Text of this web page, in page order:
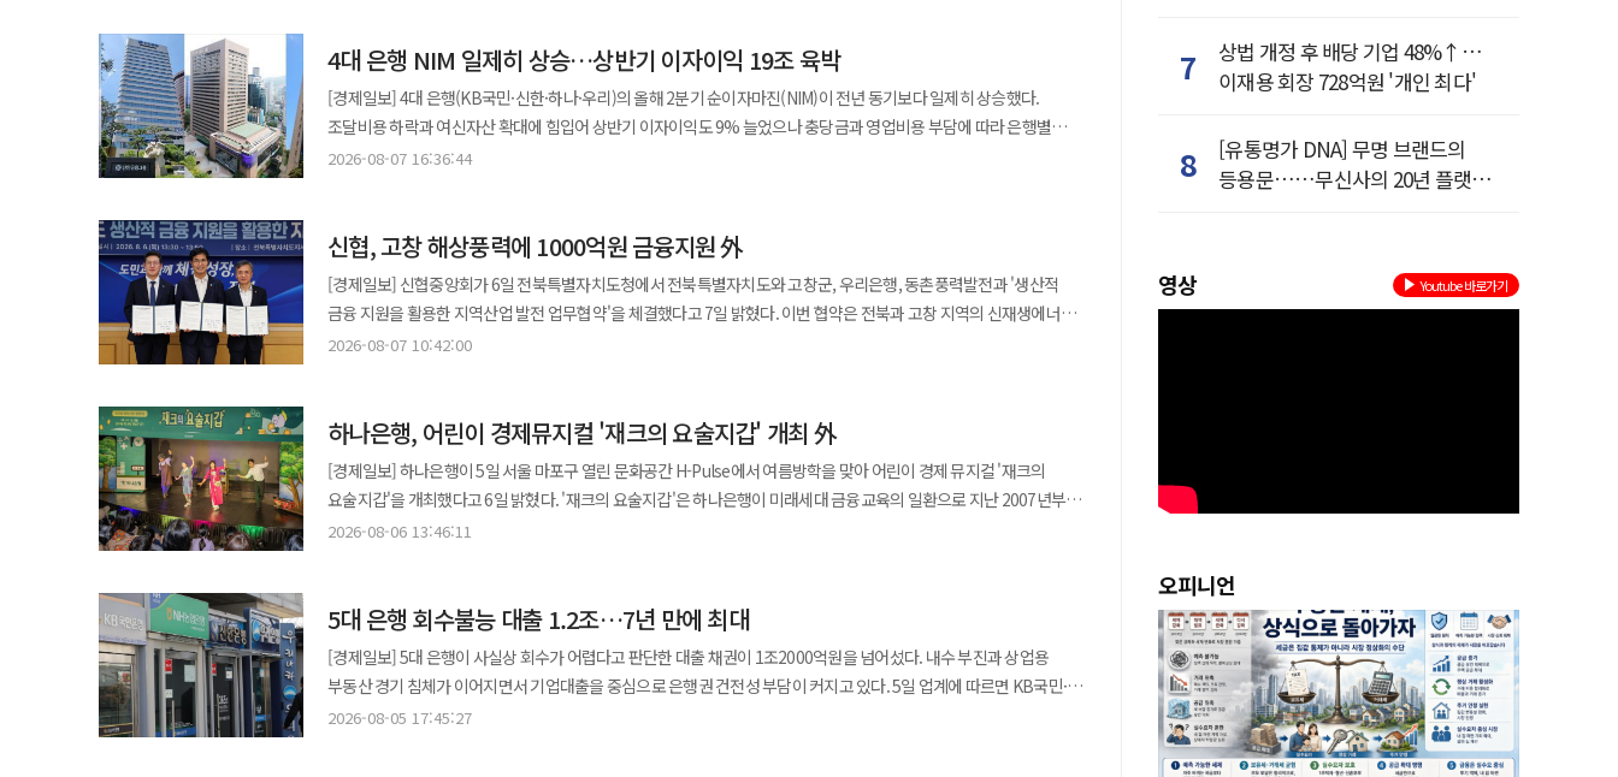
4대 은행 NIM 일제히 상승…상반기 이자이익 19조 육박
[경제일보] 4대 은행(KB국민·신한·하나·우리)의 올해 2분기 순이자마진(NIM)이 전년 동기보다 일제히 상승했다.
조달비용 하락과 여신자산 확대에 힘입어 상반기 이자이익도 9% 늘었으나 충당금과 영업비용 부담에 따라 은행별
순이익은 엇갈렸다. 7일 업계에 따르면 4대 은행의 올해 2분기 NIM 단순 평균은 1.62%로 전년 동기(1.55%)보다
컸다. 하나은행의 2분기 NIM은 1.61%로 전년 동기(1.48%)보다 0.13%p 상승했다. 하나은행의 이자수익률은 같은
기간 3.91%에서 3.80%로 0.11%p 낮아졌지만 이자비용률은 2.50%에서 2.24%로 0.26%p 하락했다. 조달비용이
자산수익률보다 큰 폭으로 낮아지면서 이자수익률과 이자비용률의 차이인 순이자스프레드(NIS)는 1.41%에서 1.56%
로 확대됐다. 하나금융은 저금리성 예금 확대 등 조달 포트폴리오 개선을 통해 이자비용률을 관리했다고 설명했다.
하나은행의 핵심저금리성예금은 지난해 2분기 90조5000억원에서 올해 2분기 97조2000억원으로 늘었다. 저금리성
0.06%p 상승했다. 자산수익률은 3.99%에서 3.84%로 0.15%p 낮아졌지만 부채비용률은 2.56%에서 2.30%로
0.26%p 하락했다. 이에 NIS는 1.43%에서 1.54%로 높아졌다. 신한은행은 조달비용 하락이 운용자산 수익률 하락을
상쇄하면서 NIM이 개선됐다. 상반기 이자부문이익도 4조8888억원으로 전년 동기 대비 9.5% 증가했다. 국민은행의
2분기 NIM은 1.74%로 전년 동기(1.73%)보다 0.01%p 올랐다. 4대 은행 가운데 절대 수준은 가장 높았지만 상승 폭은
가장 작았다. 국민은행은 상반기 조달비용 절감과 안정적인 여신 성장이 순이자이익 증가에 영향을 미쳤다고 설명했다.
금리 차이는 1.77%에서 1.85%로 확대됐다. NIM 개선에 힘입어 4대 은행의 상반기 이자이익도 모두 증가했다. 4대
은행의 상반기 이자이익 단순 합계는 18조9822억원으로 전년 동기(17조4208억원)보다 1조5614억원(9.0%) 늘었다.
하나은행의 이자이익은 4조4645억원으로 전년 동기 대비 14.5% 증가해 가장 높은 증가율을 기록했다. 신한은행은
2026-08-07 16:36:44
신협, 고창 해상풍력에 1000억원 금융지원 外
[경제일보] 신협중앙회가 6일 전북특별자치도청에서 전북특별자치도와 고창군, 우리은행, 동촌풍력발전과 '생산적
금융 지원을 활용한 지역산업 발전 업무협약'을 체결했다고 7일 밝혔다. 이번 협약은 전북과 고창 지역의 신재생에너지
인프라 구축을 지원하고 지역에서 추진되는 산업·투자사업에 필요한 금융을 공급하기 위해 마련됐다. 협약에 따라
해상풍력발전사업을 수행한다. 신협은 이번 사업에 지역 조합과 함께 1000억원 규모의 연계대출로 참여한다. 지역
조합의 자금을 대규모 재생에너지 인프라에 공급해 에너지 전환을 지원하고 금융 성과가 지역경제로 이어지는 구조를
구축한다는 계획이다. 고창 해상풍력발전사업은 전북 고창군 상하면 자룡리 인근 해상에 76.2메가와트(MW) 규모의
발전소를 조성하는 사업이다. 6.35MW급 풍력발전기 12기가 설치되며 총사업비는 약 4000억원이다. 사업은 주요
인허가와 주민 피해보상 협의를 마쳤다. 한국중부발전과 20년 장기 고정가격 계약도 체결했다. 발전소에서 생산된
가능한 성장을 뒷받침하는 금융을 확대해 나가겠다"고 말했다. ◆ GLN인터내셔널, 방한 외국인 QR결제 가맹점
150만곳으로 확대 하나은행의 자회사 GLN인터내셔널이 방한 외국인 관광객을 위한 QR결제 서비스 확대에 나선다고
7일 밝혔다. GLN은 서울페이 운영사업자인 쿠콘과 제휴해 서울지역 소상공인 가맹점 50만곳을 추가로 확보했다. 이에
따라 국내 QR결제 가맹점 네트워크는 약 150만곳으로 늘었다. 이번 제휴로 서울과 부산, 제주 등 주요 관광지뿐 아니라
2026-08-07 10:42:00
하나은행, 어린이 경제뮤지컬 '재크의 요술지갑' 개최 外
[경제일보] 하나은행이 5일 서울 마포구 열린 문화공간 H-Pulse에서 여름방학을 맞아 어린이 경제 뮤지컬 '재크의
요술지갑'을 개최했다고 6일 밝혔다. '재크의 요술지갑'은 하나은행이 미래세대 금융교육의 일환으로 지난 2007년부터
운영해온 어린이 경제 뮤지컬이다. 현재까지 누적 670여 회 공연을 통해 약 20만명의 어린이가 관람했다. 공연은 동화
여름방학을 맞은 어린이와 다문화 가족 등 200여명을 초청했다. 특히 영어와 중국어, 베트남어 등 다국어 자막을
제공하는 인공지능(AI) 스마트 안경을 활용한 배리어프리 공연으로 진행해 다문화 가족 100여명이 언어 제약 없이
관람할 수 있도록 했다. 하나은행 관계자는 "여름방학을 맞은 어린이들이 뮤지컬을 통해 쉽고 재미있게 금융을 배우고
가족과 함께 소중한 추억을 만들 수 있도록 이번 공연을 마련했다"며 "앞으로도 어린이들의 올바른 경제관념 확립과
건강한 금융 습관 형성을 위한 다양한 금융교육 프로그램을 지속적으로 운영하겠다"고 말했다. ◆ 케이뱅크, 알뜰폰
2026-08-06 13:46:11
5대 은행 회수불능 대출 1.2조…7년 만에 최대
[경제일보] 5대 은행이 사실상 회수가 어렵다고 판단한 대출 채권이 1조2000억원을 넘어섰다. 내수 부진과 상업용
부동산 경기 침체가 이어지면서 기업대출을 중심으로 은행권 건전성 부담이 커지고 있다. 5일 업계에 따르면 KB국민·
신한·하나·우리·NH농협은행의 올해 2분기 말 추정손실은 총 1조2109억원으로 집계됐다. 이는 지난 2019년 2분기 말
2026-08-05 17:45:27
7
상법 개정 후 배당 기업 48%↑…
이재용 회장 728억원 '개인 최다'
8
[유통명가 DNA] 무명 브랜드의
등용문……무신사의 20년 플랫폼
영상 Youtube 바로가기
오피니언